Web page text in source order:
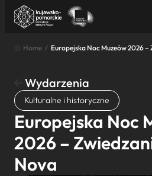
Znajdź atrakcję
Nazwa atrakcji
Miasto
Kategoria
Home / Europejska Noc Muzeów 2026
Wydarzenia
Kulturalne i historyczne
Europejska Noc
2026 –
Nova